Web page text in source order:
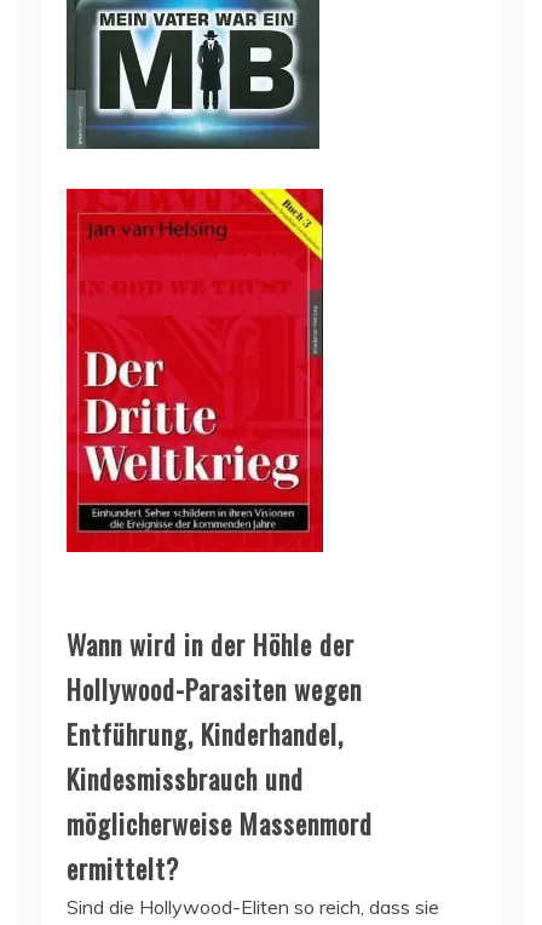
Wann wird in der Höhle der
Hollywood-Parasiten wegen
Entführung, Kinderhandel,
Kindesmissbrauch und
möglicherweise Massenmord
ermittelt?
Sind die Hollywood-Eliten so reich, dass sie